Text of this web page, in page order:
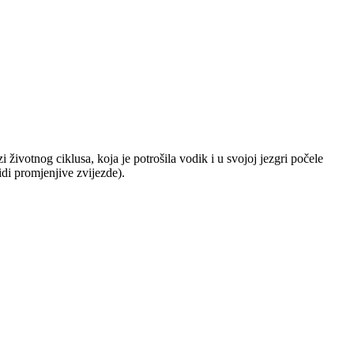
životnog ciklusa, koja je potrošila vodik i u svojoj jezgri počele
promjenjive zvijezde).